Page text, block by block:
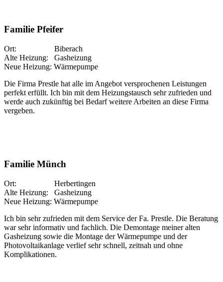
Familie Pfeifer
Ort: Biberach
Alte Heizung: Gasheizung
Neue Heizung: Wärmepumpe
Die Firma Prestle hat alle im Angebot versprochenen Leistungen
perfekt erfüllt. Ich bin mit dem Heizungstausch sehr zufrieden und
werde auch zukünftig bei Bedarf weitere Arbeiten an diese Firma
vergeben.
Familie Münch
Ort: Herbertingen
Alte Heizung: Gasheizung
Neue Heizung: Wärmepumpe
Ich bin sehr zufrieden mit dem Service der Fa. Prestle. Die Beratung
war sehr informativ und fachlich. Die Demontage meiner alten
Gasheizung sowie die Montage der Wärmepumpe und der
Photovoltaikanlage verlief sehr schnell, zeitnah und ohne
Komplikationen.